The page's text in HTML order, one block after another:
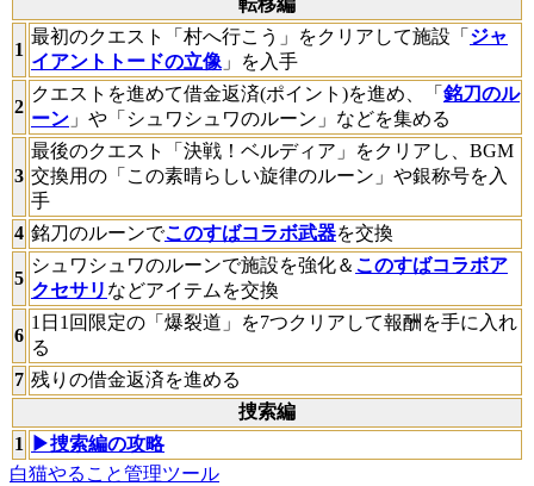
転移編
1
最初のクエスト「村へ行こう」をクリアして施設「 ジャ
イアントトードの立像」を入手
2
クエストを進めて借金返済(ポイント)を進め、「 銘刀のル
ーン 」や「シュワシュワのルーン」などを集める
3
最後のクエスト「決戦！ベルディア」をクリアし、BGM
交換用の「この素晴らしい旋律のルーン」や銀称号を入
手
4 銘刀のルーンでこのすばコラボ武器を交換
5
シュワシュワのルーンで施設を強化＆ このすばコラボア
クセサリ などアイテムを交換
6
1日1回限定の「爆裂道」を7つクリアして報酬を手に入れ
る
7 残りの借金返済を進める
捜索編
1 ▶捜索編の攻略
白猫やること管理ツール